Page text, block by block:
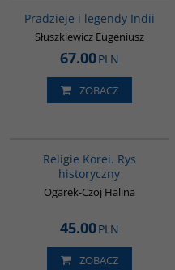
Pradzieje i legendy Indii
Słuszkiewicz Eugeniusz
67.00PLN
ZOBACZ
Religie Korei. Rys
historyczny
Ogarek-Czoj Halina
45.00PLN
ZOBACZ